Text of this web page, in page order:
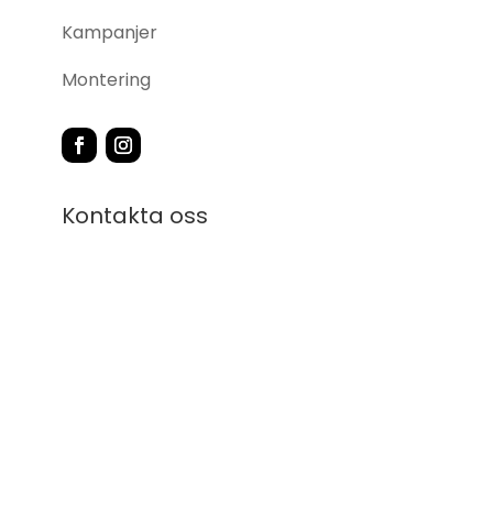
Kampanjer
Montering
Kontakta oss